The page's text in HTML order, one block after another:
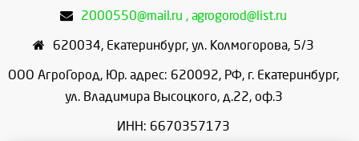
2000550@mail.ru , agrogorod@list.ru
620034, Екатеринбург, ул. Колмогорова, 5/3
ООО АгроГород, Юр. адрес: 620092, РФ, г. Екатеринбург,
ул. Владимира Высоцкого, д.22, оф.3
ИНН: 6670357173